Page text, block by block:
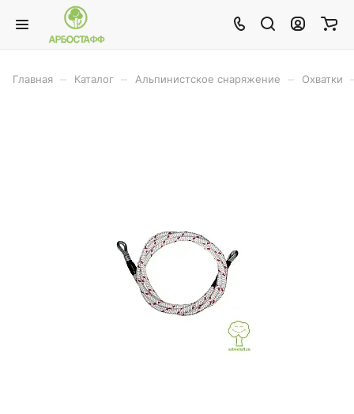
Главная Каталог Альпинистское снаряжение Охватки